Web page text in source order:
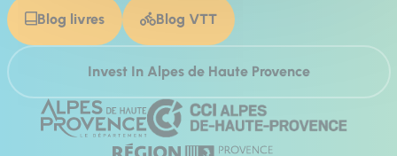
Blog livres Blog VTT
Invest In Alpes de Haute Provence